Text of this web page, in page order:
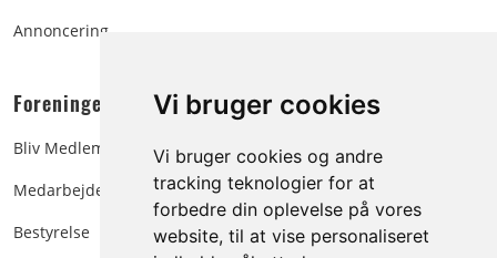
Vi bruger cookies
Vi bruger cookies og andre
tracking teknologier for at
forbedre din oplevelse på vores
website, til at vise personaliseret
Annoncering
Foreningen:
Bliv Medlem
Medarbejdere
Bestyrelse